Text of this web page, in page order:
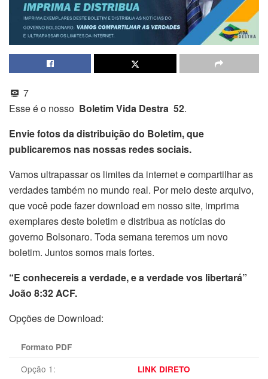
7
Esse é o nosso Boletim Vida Destra 52.
Envie fotos da distribuição do Boletim, que
publicaremos nas nossas redes sociais.
Vamos ultrapassar os limites da internet e compartilhar as
verdades também no mundo real. Por meio deste arquivo,
que você pode fazer download em nosso site, imprima
exemplares deste boletim e distribua as notícias do
governo Bolsonaro. Toda semana teremos um novo
boletim. Juntos somos mais fortes.
“E conhecereis a verdade, e a verdade vos libertará”
João 8:32 ACF.
Opções de Download:
Formato PDF
Opção 1: LINK DIRETO